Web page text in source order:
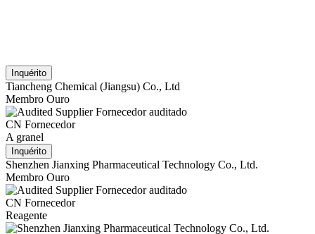
Inquérito
Tiancheng Chemical (Jiangsu) Co., Ltd
Membro Ouro
Fornecedor auditado
CN Fornecedor
A granel
Inquérito
Shenzhen Jianxing Pharmaceutical Technology Co., Ltd.
Membro Ouro
Fornecedor auditado
CN Fornecedor
Reagente